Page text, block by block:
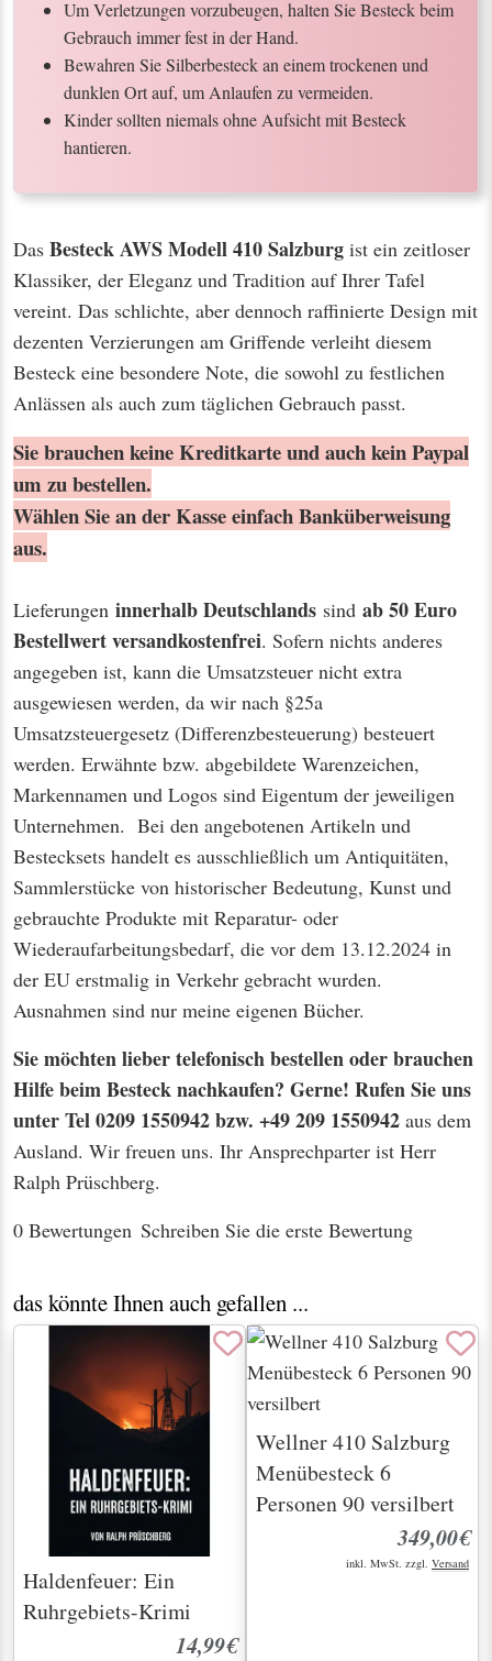
Um Verletzungen vorzubeugen, halten Sie Besteck beim
Gebrauch immer fest in der Hand.
Bewahren Sie Silberbesteck an einem trockenen und
dunklen Ort auf, um Anlaufen zu vermeiden.
Kinder sollten niemals ohne Aufsicht mit Besteck
hantieren.
Das Besteck AWS Modell 410 Salzburg ist ein zeitloser
Klassiker, der Eleganz und Tradition auf Ihrer Tafel
vereint. Das schlichte, aber dennoch raffinierte Design mit
dezenten Verzierungen am Griffende verleiht diesem
Besteck eine besondere Note, die sowohl zu festlichen
Anlässen als auch zum täglichen Gebrauch passt.
Sie brauchen keine Kreditkarte und auch kein Paypal
um zu bestellen.
Wählen Sie an der Kasse einfach Banküberweisung
aus.
Lieferungen innerhalb Deutschlands sind ab 50 Euro
Bestellwertversandkostenfrei. Sofern nichts anderes
angegeben ist, kann die Umsatzsteuer nicht extra
ausgewiesen werden, da wir nach §25a
Umsatzsteuergesetz (Differenzbesteuerung) besteuert
werden. Erwähnte bzw. abgebildete Warenzeichen,
Markennamen und Logos sind Eigentum der jeweiligen
Unternehmen. Bei den angebotenen Artikeln und
Bestecksets handelt es ausschließlich um Antiquitäten,
Sammlerstücke von historischer Bedeutung, Kunst und
gebrauchte Produkte mit Reparatur- oder
Wiederaufarbeitungsbedarf, die vor dem 13.12.2024 in
der EU erstmalig in Verkehr gebracht wurden.
Ausnahmen sind nur meine eigenen Bücher.
Sie möchten lieber telefonisch bestellen oder brauchen
Hilfe beim Besteck nachkaufen? Gerne! Rufen Sie uns
unter Tel 0209 1550942 bzw. +49 209 1550942 aus dem
Ausland. Wir freuen uns. Ihr Ansprechparter ist Herr
Ralph Prüschberg.
0 Bewertungen Schreiben Sie die erste Bewertung
das könnte Ihnen auch gefallen ...
Haldenfeuer: Ein
Ruhrgebiets-Krimi
14,99€
Wellner 410 Salzburg
Menübesteck 6
Personen 90 versilbert
349,00€
inkl. MwSt. zzgl. Versand